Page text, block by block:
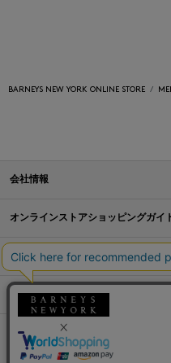
BARNEYS NEW YORK ONLINE STORE
会社情報
オンラインストアショッピングガイ
店舗情報
サービス